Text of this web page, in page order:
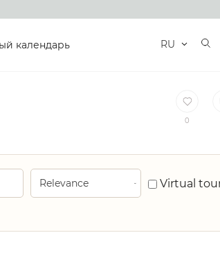
календарь RU
0
Virtual